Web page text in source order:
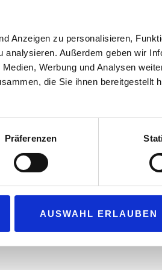
Anzeigen zu personalisieren,
analysieren. Außerdem geben wir
Werbung und Analysen
die Sie ihnen bereitgestellt
Präferenzen
AUSWAHL ERLAUBEN
Alkoholfreie Getränke
Science Talk bei „Philip Morris“
Neue Produkte
Kaffee und Kaffeevollautomaten
ALTERNATIVE ANTRIEBE
Kongress „Kraftstoffe der Zukunft“
5 FRAGEN AN …
Torsten Albig, Geschäftsführer,